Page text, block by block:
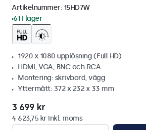
Artikelnummer: 15HD7W
61 i lager
1920 x 1080 upplösning (Full HD)
HDMI, VGA, BNC och RCA
Montering: skrivbord, vägg
Yttermått: 372 x 232 x 33 mm
3 699 kr
4 623,75 kr inkl. moms